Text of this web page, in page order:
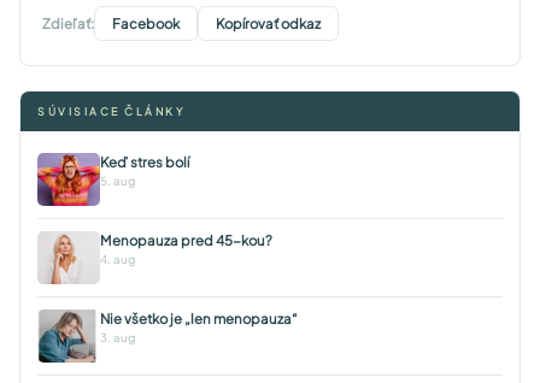
Zdieľať: Facebook Kopírovať odkaz
SÚVISIACE ČLÁNKY
Keď stres bolí
5. aug
Menopauza pred 45-kou?
4. aug
Nie všetko je „len menopauza“
3. aug